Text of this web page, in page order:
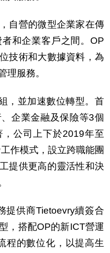
自營的微型企業家在傳
和企業客戶之間。OP
技術和大數據資料，為
理服務。
，並加速數位轉型。首
企業金融及保險等3個
公司上下於2019年至
作模式，設立跨職能團
提供更高的靈活性和決
提供商Tietoevry續簽合
，搭配OP的新ICT營運
程的數位化，以提高生